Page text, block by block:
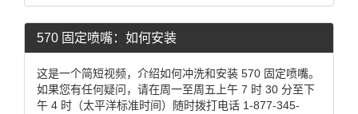
570 固定喷嘴：如何安装
这是一个简短视频，介绍如何冲洗和安装 570 固定喷嘴。
如果您有任何疑问，请在周一至周五上午 7 时 30 分至下
午 4 时（太平洋标准时间）随时拨打电话 1-877-345-